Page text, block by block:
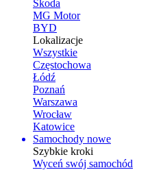
Skoda
MG Motor
BYD
Lokalizacje
Wszystkie
Częstochowa
Łódź
Poznań
Warszawa
Wrocław
Katowice
Samochody nowe
Szybkie kroki
Wyceń swój samochód